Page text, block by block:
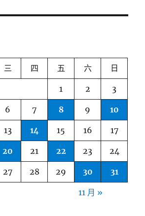
三 四 五 六 日
1 2 3
6 7 8 9 10
13 14 15 16 17
20 21 22 23 24
27 28 29 30 31
11 月 »